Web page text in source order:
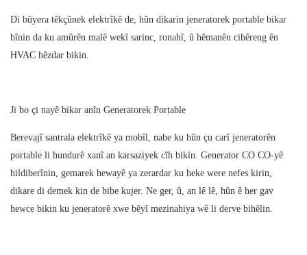
Di bûyera têkçûnek elektrîkê de, hûn dikarin jeneratorek portable bikar
bînin da ku amûrên malê wekî sarinc, ronahî, û hêmanên cihêreng ên
HVAC hêzdar bikin.
Ji bo çi nayê bikar anîn Generatorek Portable
Berevajî santrala elektrîkê ya mobîl, nabe ku hûn çu carî jeneratorên
portable li hundurê xanî an karsaziyek cîh bikin. Generator CO CO-yê
hildiberînin, gemarek hewayê ya zerardar ku heke were nefes kirin,
dikare di demek kin de bibe kujer. Ne ger, û, an lê lê, hûn ê her gav
hewce bikin ku jeneratorê xwe bêyî mezinahiya wê li derve bihêlin.